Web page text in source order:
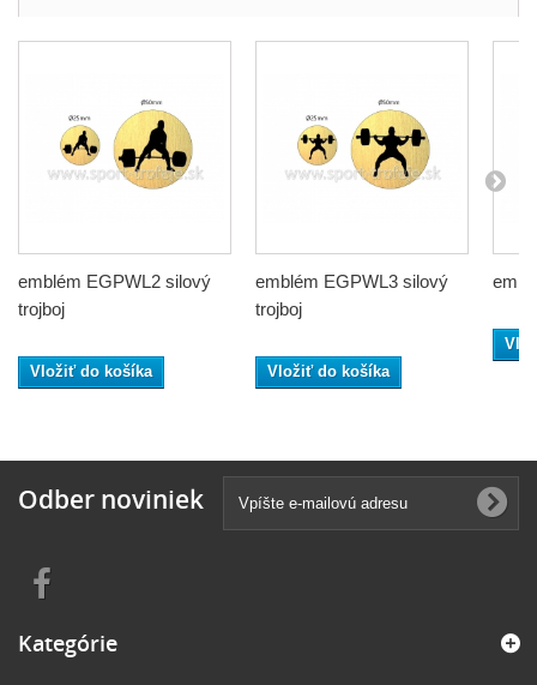
emblém EGPWL2 silový
trojboj
Vložiť do košíka
emblém EGPWL3 silový
trojboj
Vložiť do košíka
Odber noviniek
Kategórie